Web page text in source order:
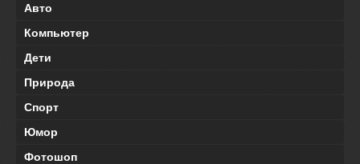
Авто
Компьютер
Дети
Природа
Спорт
Юмор
Фотошоп